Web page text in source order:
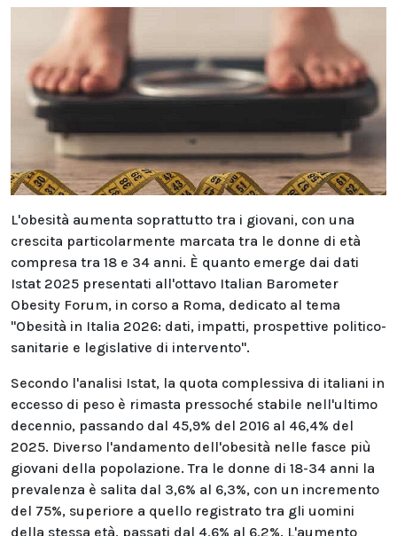
L'obesità aumenta soprattutto tra i giovani, con una
crescita particolarmente marcata tra le donne di età
compresa tra 18 e 34 anni. È quanto emerge dai dati
Istat 2025 presentati all'ottavo Italian Barometer
Obesity Forum, in corso a Roma, dedicato al tema
"Obesità in Italia 2026: dati, impatti, prospettive politico-
sanitarie e legislative di intervento".
Secondo l'analisi Istat, la quota complessiva di italiani in
eccesso di peso è rimasta pressoché stabile nell'ultimo
decennio, passando dal 45,9% del 2016 al 46,4% del
2025. Diverso l'andamento dell'obesità nelle fasce più
giovani della popolazione. Tra le donne di 18-34 anni la
prevalenza è salita dal 3,6% al 6,3%, con un incremento
del 75%, superiore a quello registrato tra gli uomini
della stessa età, passati dal 4,6% al 6,2%. L'aumento